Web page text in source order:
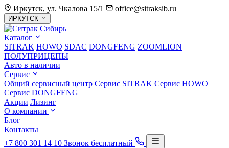
Иркутск, ул. Чкалова 15/1
office@sitraksib.ru
Выбор
города
ИРКУТСК
Каталог
SITRAK HOWO SDAC DONGFENG ZOOMLION
ПОЛУПРИЦЕПЫ
Авто в наличии
Сервис
Общий сервисный центр Сервис SITRAK Сервис HOWO
Сервис DONGFENG
Акции Лизинг
О компании
Блог
Контакты
+7 800 301 14 10 Звонок бесплатный